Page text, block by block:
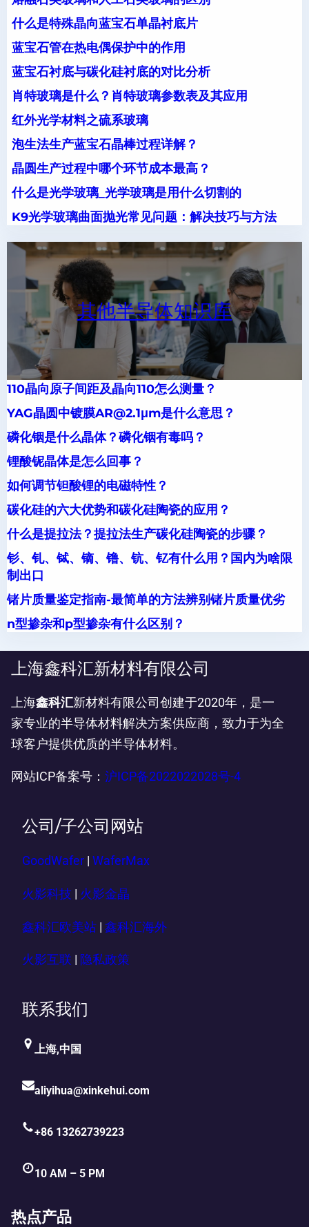
什么是特殊晶向蓝宝石单晶衬底片
蓝宝石管在热电偶保护中的作用
蓝宝石衬底与碳化硅衬底的对比分析
肖特玻璃是什么？肖特玻璃参数表及其应用
红外光学材料之硫系玻璃
泡生法生产蓝宝石晶棒过程详解？
晶圆生产过程中哪个环节成本最高？
什么是光学玻璃_光学玻璃是用什么切割的
K9光学玻璃曲面抛光常见问题：解决技巧与方法
其他半导体知识库
110晶向原子间距及晶向110怎么测量？
YAG晶圆中镀膜AR@2.1μm是什么意思？
磷化铟是什么晶体？磷化铟有毒吗？
锂酸铌晶体是怎么回事？
如何调节钽酸锂的电磁特性？
碳化硅的六大优势和碳化硅陶瓷的应用？
什么是提拉法？提拉法生产碳化硅陶瓷的步骤？
钐、钆、铽、镝、镥、钪、钇有什么用？国内为啥限
制出口
锗片质量鉴定指南-最简单的方法辨别锗片质量优劣
n型掺杂和p型掺杂有什么区别？
上海鑫科汇新材料有限公司
上海鑫科汇新材料有限公司创建于2020年，是一
家专业的半导体材料解决方案供应商，致力于为全
球客户提供优质的半导体材料。
网站ICP备案号： 沪ICP备2022022028号-4
公司/子公司网站
GoodWafer WaferMax
火影科技 火影金晶
鑫科汇欧美站 | 鑫科汇海外
火影互联 隐私政策
联系我们
上海,中国
aliyihua@xinkehui.com
+86 13262739223
10 AM – 5 PM
热点产品